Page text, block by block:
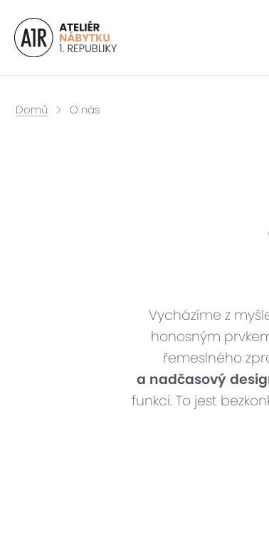
Domů O nás
Vycházíme z
honosným
řemeslného
a nadčasový
funkci. To jest